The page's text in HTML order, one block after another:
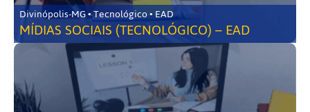
Divinópolis-MG • Tecnológico • EAD
MÍDIAS SOCIAIS (TECNOLÓGICO) – EAD